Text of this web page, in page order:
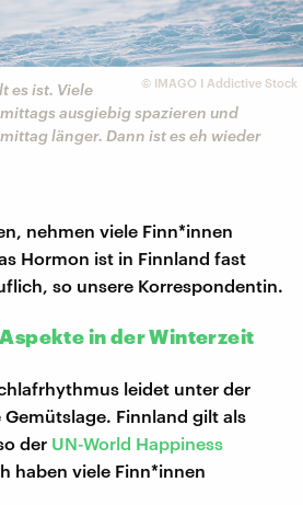
© IMAGO I Addictive Stock
es ist. Viele
ausgiebig spazieren und
länger. Dann ist es eh wieder
nehmen viele Finn*innen
Hormon ist in Finnland fast
so unsere Korrespondentin.
in der Winterzeit
leidet unter der
Finnland gilt als
der UN-World Happiness
haben viele Finn*innen